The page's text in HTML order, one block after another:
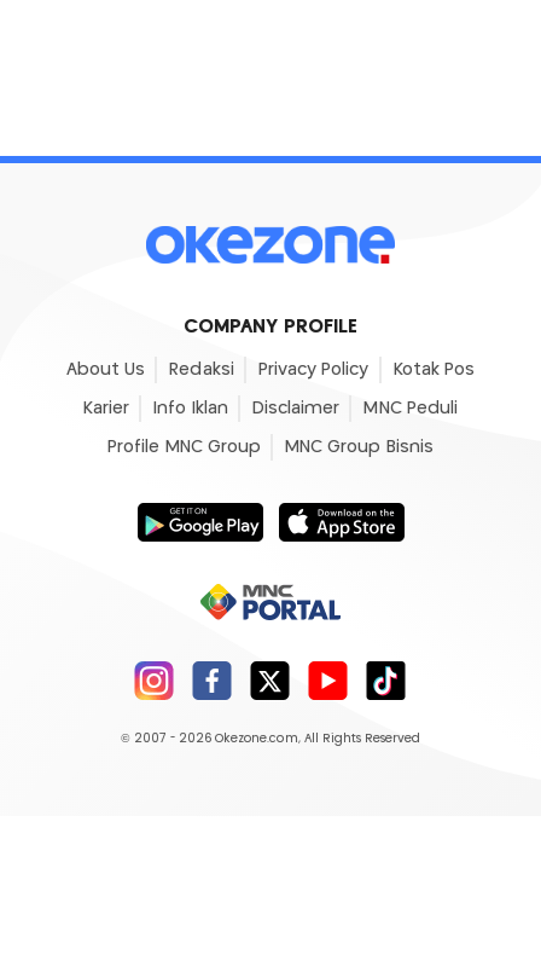
COMPANY PROFILE
About Us Redaksi Privacy Policy Kotak Pos
Karier Info Iklan Disclaimer MNC Peduli
Profile MNC Group MNC Group Bisnis
© 2007 - 2026 Okezone.com, All Rights Reserved